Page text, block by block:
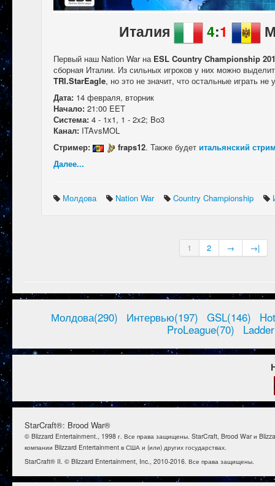
Италия 4:1
Первый наш Nation War на ESL Country Championship
сборная Италии. Из сильных игроков у них можно
TRI.StarEagle, но это не значит, что остальные играть не
Дата: 14 февраля, вторник
Начало: 21:00 EET
Система: 4 - 1x1, 1 - 2x2; Bo3
Канал: ITAvsMOL
Стример:
fraps12. Также будет итальянский
Далее...
Молдова Nation War Country Championship
1 2 → →|
Молдова(290) Интервью(197) GSL(146)
ProLeague(70)
StarCraft®: Brood War®
© Blizzard Entertainment., 1998 г. Все права защищены. StarCraft, Brood War и
компании Blizzard Entertainment в США и (или) других государствах.
StarCraft® II. © Blizzard Entertainment, Inc., 2010-2016. Все права защищены.